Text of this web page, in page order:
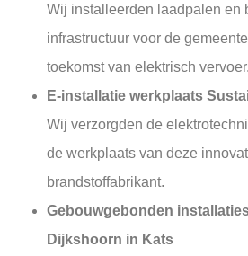
Wij installeerden laadpalen en
infrastructuur voor de
toekomst van elektrisch vervoer.
E-installatie werkplaats
Wij verzorgden de
de werkplaats van deze
brandstoffabrikant.
Gebouwgebonden
Dijkshoorn in Kats